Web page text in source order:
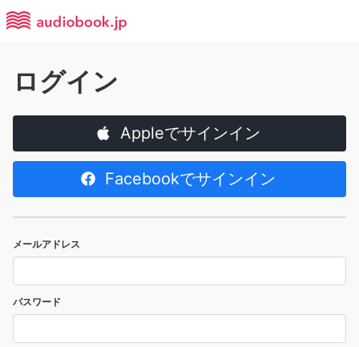
ログイン
Appleでサインイン
Facebookでサインイン
メールアドレス
パスワード